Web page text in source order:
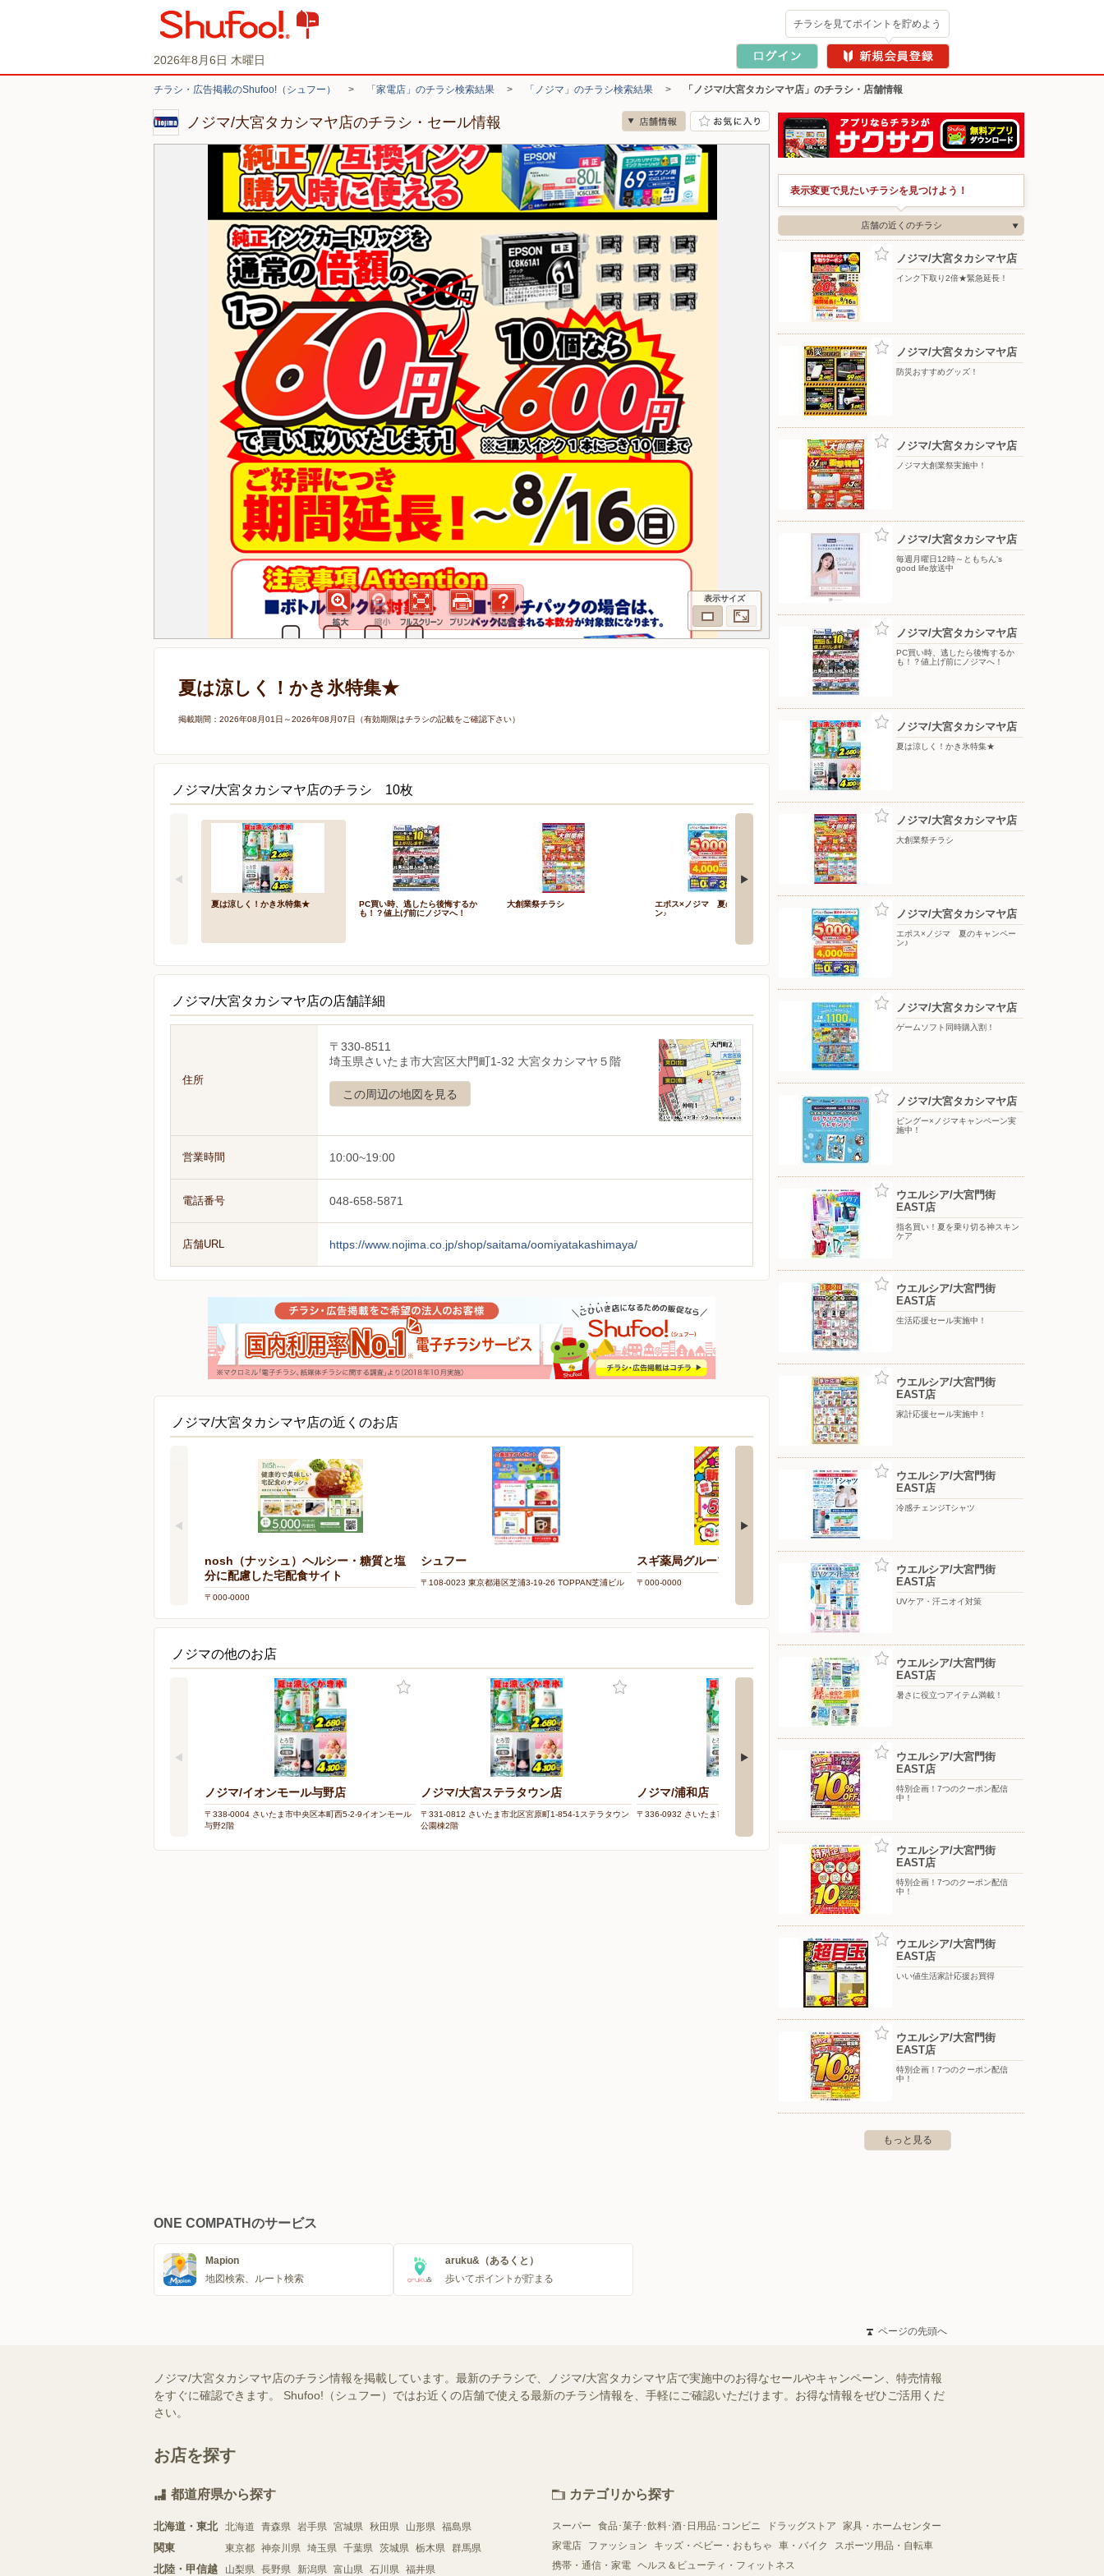
2026年8月6日 木曜日
チラシを見てポイントを貯めよう
チラシ・広告掲載のShufoo!（シュフー） > 「家電店」のチラシ検索結果 > 「ノジマ」のチラシ検索結果 > 「ノジマ/大宮タカシマヤ店」のチラシ・店舗情報
ノジマ/大宮タカシマヤ店のチラシ・セール情報
表示サイズ
夏は涼しく！かき氷特集★
掲載期間：2026年08月01日～2026年08月07日（有効期限はチラシの記載をご確認下さい）
ノジマ/大宮タカシマヤ店のチラシ 10枚
夏は涼しく！かき氷特集★
PC買い時、逃したら後悔するか
も！？値上げ前にノジマへ！
大創業祭チラシ
エポス×ノジマ 夏のキャンペー
ン♪
ゲームソフト同時購入割！
施中！
ノジマ/大宮タカシマヤ店の店舗詳細
住所
〒330-8511
埼玉県さいたま市大宮区大門町1-32 大宮タカシマヤ５階
この周辺の地図を見る
営業時間 10:00~19:00
電話番号 048-658-5871
店舗URL https://www.nojima.co.jp/shop/saitama/oomiyatakashimaya/
ノジマ/大宮タカシマヤ店の近くのお店
nosh（ナッシュ）ヘルシー・糖質と塩
分に配慮した宅配食サイト
〒000-0000
シュフー
〒108-0023 東京都港区芝浦3-19-26 TOPPAN芝浦ビル
スギ薬局グループ
〒000-0000
ノジマの他のお店
ノジマ/イオンモール与野店
〒338-0004 さいたま市中央区本町西5-2-9イオンモール
与野2階
ノジマ/大宮ステラタウン店
〒331-0812 さいたま市北区宮原町1-854-1ステラタウン
公園棟2階
ノジマ/浦和店
〒336-0932 さいたま市緑区中尾510-1
ノジマ/浦和パルコ店
〒330-0055 さいたま市浦和区東高砂町11-1浦和パルコ2
表示変更で見たいチラシを見つけよう！
店舗の近くのチラシ
ノジマ/大宮タカシマヤ店
インク下取り2倍★緊急延長！
ノジマ/大宮タカシマヤ店
防災おすすめグッズ！
ノジマ/大宮タカシマヤ店
ノジマ大創業祭実施中！
ノジマ/大宮タカシマヤ店
毎週月曜日12時～ともちん's
good life放送中
ノジマ/大宮タカシマヤ店
PC買い時、逃したら後悔するか
も！？値上げ前にノジマへ！
ノジマ/大宮タカシマヤ店
夏は涼しく！かき氷特集★
ノジマ/大宮タカシマヤ店
大創業祭チラシ
ノジマ/大宮タカシマヤ店
エポス×ノジマ 夏のキャンペー
ン♪
ノジマ/大宮タカシマヤ店
ゲームソフト同時購入割！
ノジマ/大宮タカシマヤ店
ピングー×ノジマキャンペーン実
施中！
ウエルシア/大宮門街
EAST店
指名買い！夏を乗り切る神スキン
ケア
ウエルシア/大宮門街
EAST店
生活応援セール実施中！
ウエルシア/大宮門街
EAST店
家計応援セール実施中！
ウエルシア/大宮門街
EAST店
冷感チェンジTシャツ
ウエルシア/大宮門街
EAST店
UVケア・汗ニオイ対策
ウエルシア/大宮門街
EAST店
暑さに役立つアイテム満載！
ウエルシア/大宮門街
EAST店
特別企画！7つのクーポン配信
中！
ウエルシア/大宮門街
EAST店
特別企画！7つのクーポン配信
中！
ウエルシア/大宮門街
EAST店
いい値生活家計応援お買得
ウエルシア/大宮門街
EAST店
特別企画！7つのクーポン配信
中！
もっと見る
ONE COMPATHのサービス
Mapion
地図検索、ルート検索
aruku&（あるくと）
歩いてポイントが貯まる
ページの先頭へ
ノジマ/大宮タカシマヤ店のチラシ情報を掲載しています。最新のチラシで、ノジマ/大宮タカシマヤ店で実施中のお得なセールやキャンペーン、特売情報
をすぐに確認できます。 Shufoo!（シュフー）ではお近くの店舗で使える最新のチラシ情報を、手軽にご確認いただけます。お得な情報をぜひご活用くだ
さい。
お店を探す
都道府県から探す
北海道・東北 北海道 青森県 岩手県 宮城県 秋田県 山形県 福島県
関東 東京都 神奈川県 埼玉県 千葉県 茨城県 栃木県 群馬県
北陸・甲信越 山梨県 長野県 新潟県 富山県 石川県 福井県
カテゴリから探す
スーパー 食品･菓子･飲料･酒･日用品･コンビニ ドラッグストア
家具・ホームセンター
家電店
ファッション キッズ・ベビー・おもちゃ 車・バイク
スポーツ用品・自転車
携帯・通信・家電 ヘルス＆ビューティ・フィットネス